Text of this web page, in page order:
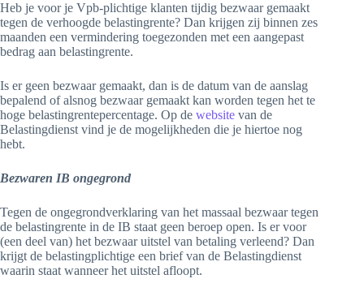
Heb je voor je Vpb-plichtige klanten tijdig bezwaar gemaakt
tegen de verhoogde belastingrente? Dan krijgen zij binnen zes
maanden een vermindering toegezonden met een aangepast
bedrag aan belastingrente.
Is er geen bezwaar gemaakt, dan is de datum van de aanslag
bepalend of alsnog bezwaar gemaakt kan worden tegen het te
hoge belastingrentepercentage. Op de website van de
Belastingdienst vind je de mogelijkheden die je hiertoe nog
hebt.
Bezwaren IB ongegrond
Tegen de ongegrondverklaring van het massaal bezwaar tegen
de belastingrente in de IB staat geen beroep open. Is er voor
(een deel van) het bezwaar uitstel van betaling verleend? Dan
krijgt de belastingplichtige een brief van de Belastingdienst
waarin staat wanneer het uitstel afloopt.